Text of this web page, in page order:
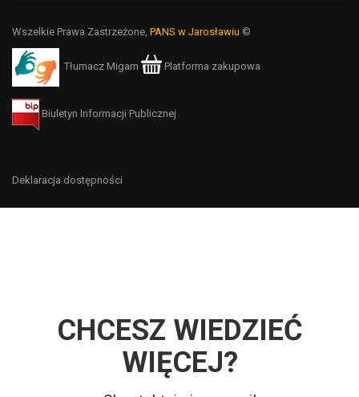
Wszelkie Prawa Zastrzeżone, PANS w Jarosławiu ©
Tłumacz Migam Platforma zakupowa
Biuletyn Informacji Publicznej
Deklaracja dostępności
CHCESZ WIEDZIEĆ
WIĘCEJ?